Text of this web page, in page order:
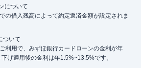
について
の借入残高によって約定返済金額が設定されま
ついて
利用で、みずほ銀行カードローンの金利が年
げ適用後の金利は年1.5%~13.5%です。